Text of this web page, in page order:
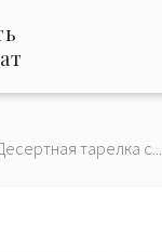
тарелка с...